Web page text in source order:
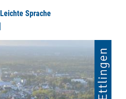
Leichte Sprache